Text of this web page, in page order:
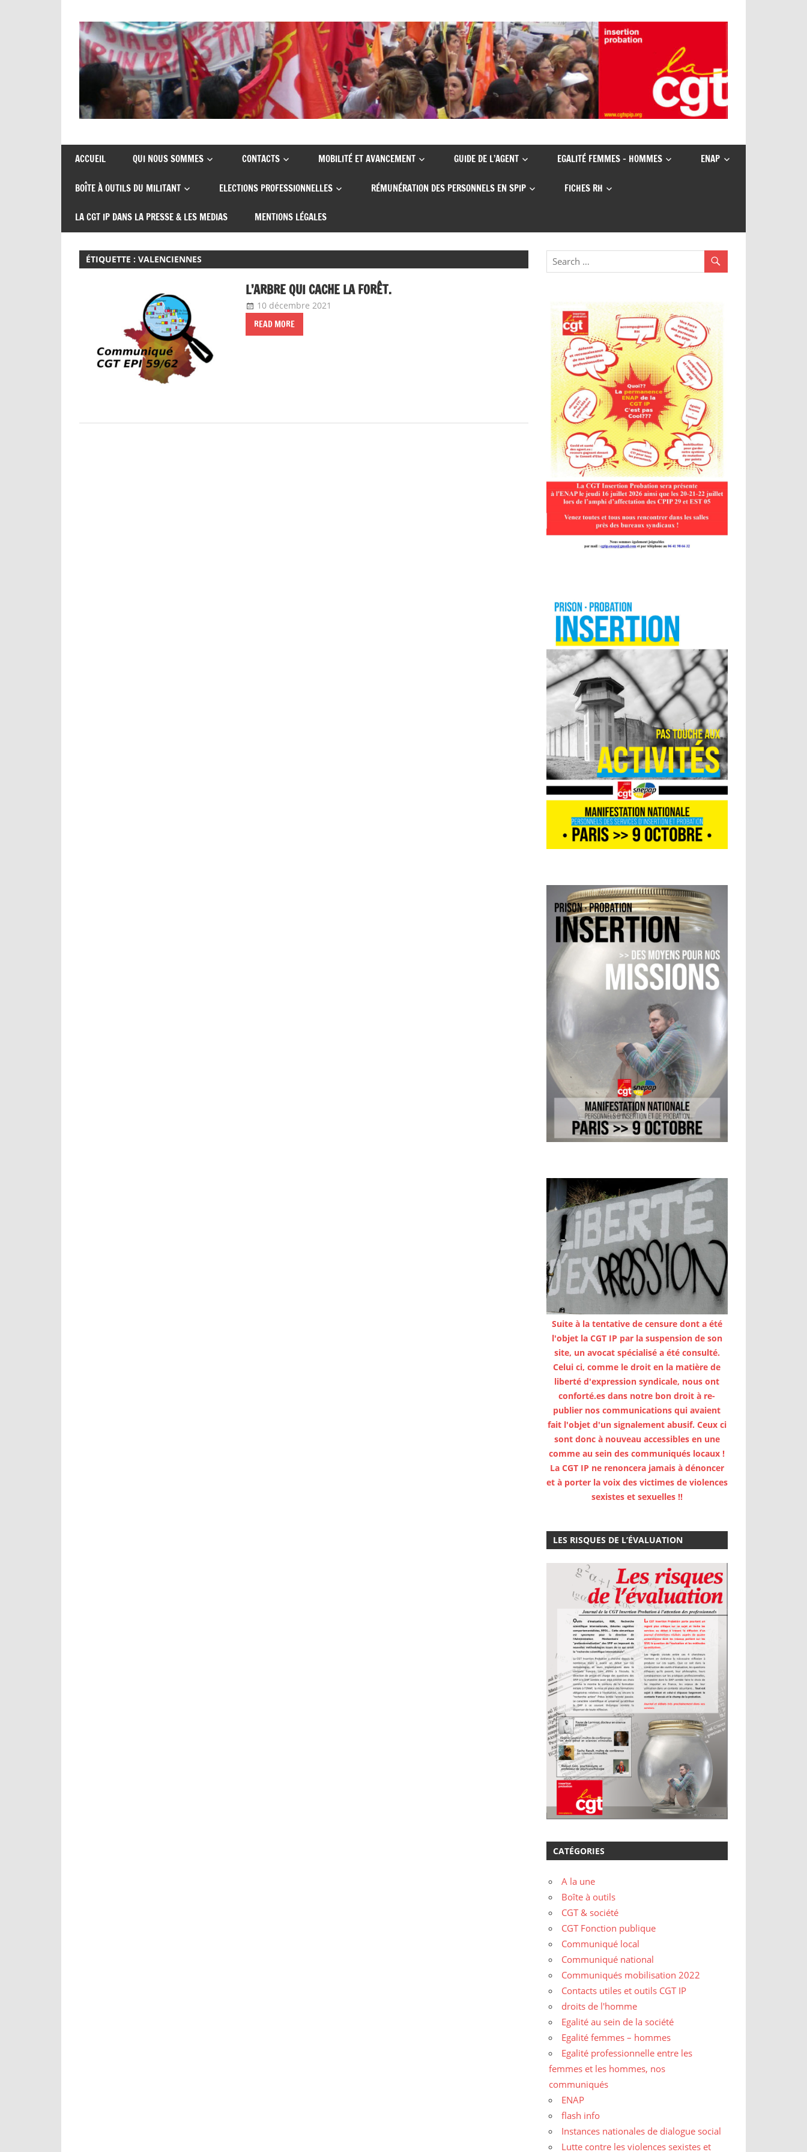
content
CGT
insertion
probation
de
syndicats
insertion
ACCUEIL QUI NOUS SOMMES CONTACTS MOBILITÉ ET AVANCEMENT GUIDE DE L’AGENT EGALITÉ FEMMES – HOMMES ENAP
BOÎTE À OUTILS DU MILITANT ELECTIONS PROFESSIONNELLES RÉMUNÉRATION DES PERSONNELS EN SPIP FICHES RH
LA CGT IP DANS LA PRESSE & LES MEDIAS MENTIONS LÉGALES
ÉTIQUETTE :VALENCIENNES
L’ARBRE QUI CACHE LA FORÊT.
10 décembre 2021
READ MORE
Suite à la tentative de censure dont a été
l'objet la CGT IP par la suspension de son
site, un avocat spécialisé a été consulté.
Celui ci, comme le droit en la matière de
liberté d'expression syndicale, nous ont
conforté.es dans notre bon droit à re-
publier nos communications qui avaient
fait l'objet d'un signalement abusif. Ceux ci
sont donc à nouveau accessibles en une
comme au sein des communiqués locaux !
La CGT IP ne renoncera jamais à dénoncer
et à porter la voix des victimes de violences
sexistes et sexuelles !!
LES RISQUES DE L’ÉVALUATION
CATÉGORIES
A la une
Boîte à outils
CGT & société
CGT Fonction publique
Communiqué local
Communiqué national
Communiqués mobilisation 2022
Contacts utiles et outils CGT IP
droits de l'homme
Egalité au sein de la société
Egalité femmes – hommes
Egalité professionnelle entre les
femmes et les hommes, nos
communiqués
ENAP
flash info
Instances nationales de dialogue social
Lutte contre les violences sexistes et